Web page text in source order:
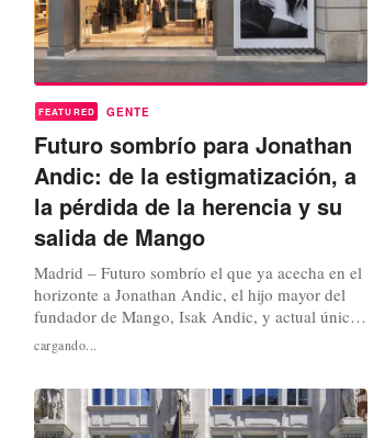
FEATURED GENTE
Futuro sombrío para Jonathan
Andic: de la estigmatización, a
la pérdida de la herencia y su
salida de Mango
Madrid – Futuro sombrío el que ya acecha en el
horizonte a Jonathan Andic, el hijo mayor del
fundador de Mango, Isak Andic, y actual único
representante de la familia dentro de su consejo
de administración, en calidad de vicepresidente
mayo acusado del homicidio de su padre.
Imputación, ya en...
cargando...